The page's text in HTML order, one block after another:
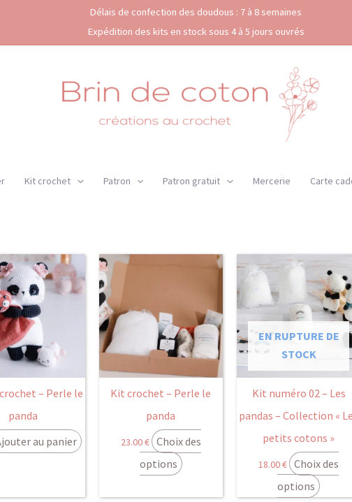
Délais de confection des doudous : 7 à 8 semaines
Expédition des kits en stock sous 4 à 5 jours ouvrés
Kit crochet Patron Patron gratuit Mercerie Carte
– Perle le
panda
au panier
Kit crochet – Perle le
panda
23.00€ Choix des
options
EN RUPTURE DE
STOCK
Kit numéro 02 – Les
pandas – Collection «
petits cotons »
18.00€ Choix des
options
a
sur
la
page
du